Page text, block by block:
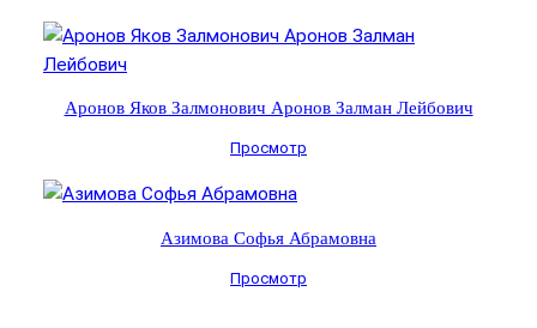
Аронов Яков Залмонович Аронов Залман Лейбович
Просмотр
Азимова Софья Абрамовна
Просмотр